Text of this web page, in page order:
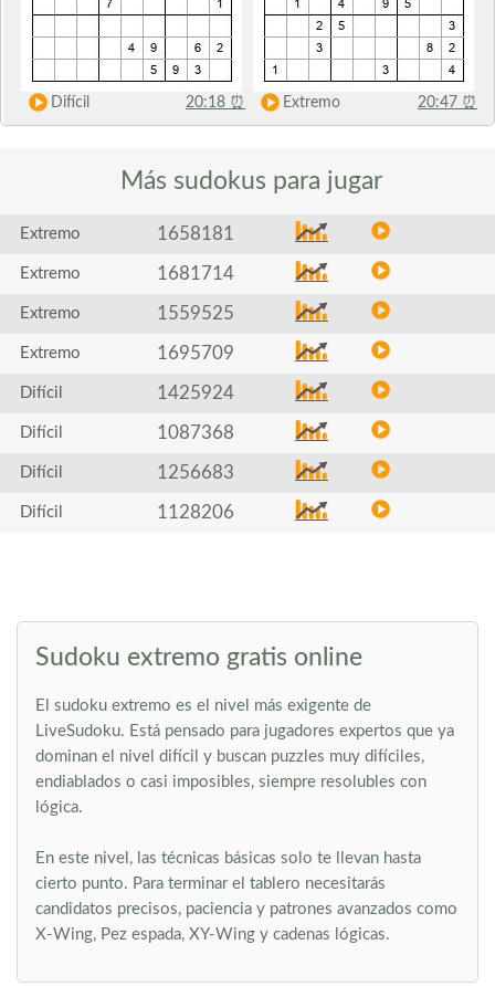
Difícil 20:18 ⏰ Extremo 20:47 ⏰
Más sudokus para jugar
Extremo 1658181
Extremo 1681714
Extremo 1559525
Extremo 1695709
Difícil 1425924
Difícil 1087368
Difícil 1256683
Difícil 1128206
Sudoku extremo gratis online
El sudoku extremo es el nivel más exigente de
LiveSudoku. Está pensado para jugadores expertos que ya
dominan el nivel difícil y buscan puzzles muy difíciles,
endiablados o casi imposibles, siempre resolubles con
lógica.
En este nivel, las técnicas básicas solo te llevan hasta
cierto punto. Para terminar el tablero necesitarás
candidatos precisos, paciencia y patrones avanzados como
X-Wing, Pez espada, XY-Wing y cadenas lógicas.